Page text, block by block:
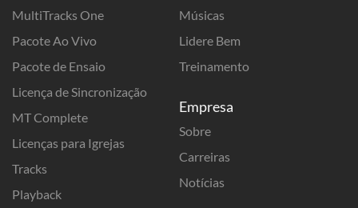
MultiTracks One
Pacote Ao Vivo
Pacote de Ensaio
Licença de Sincronização
MT Complete
Licenças para Igrejas
Tracks
Playback
Músicas
Lidere Bem
Treinamento
Empresa
Sobre
Carreiras
Notícias